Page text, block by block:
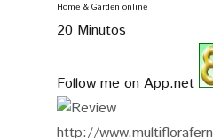
Home & Garden online
20 Minutos
Follow me on App.net